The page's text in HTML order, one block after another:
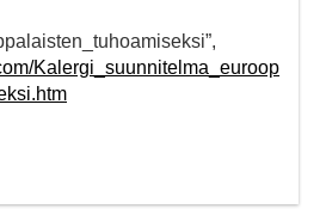
Kalergi_suunnitelma_euroop